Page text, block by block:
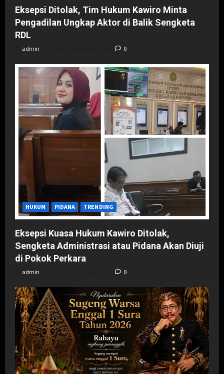
Eksepsi Ditolak, Tim Hukum Kawiro Minta
Pengadilan Ungkap Aktor di Balik Sengketa
RDL
admin 0
HUKUM PIDANA TRENDING
Eksepsi Kuasa Hukum Kawiro Ditolak,
Sengketa Administrasi atau Pidana Akan Diuji
di Pokok Perkara
admin 0